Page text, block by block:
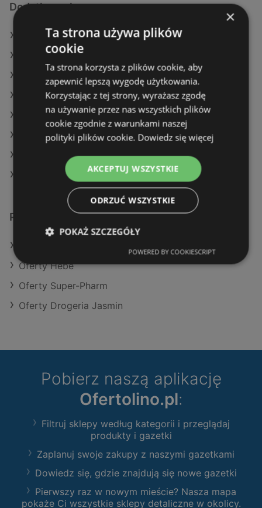
Dodatkowe łącza
Oferty Rossmann
Oferty Super-Pharm
Oferty Drogeria Jasmin
Aktualne gazetki Super-Pharm
Aktualne gazetki Natura Drogerie
Aktualne gazetki Drogeria Jasmin
Aktualne gazetki Hebe
Sklepy Rossmann w Międzyzdroje
Podobne sklepy detaliczne
Oferty Hebe
Oferty Super-Pharm
Oferty Drogeria Jasmin
Pobierz naszą aplikację
Ofertolino.pl:
Filtruj sklepy według kategorii i przeglądaj
produkty i gazetki
Zaplanuj swoje zakupy z naszymi gazetkami
Dowiedz się, gdzie znajdują się nowe gazetki
Pierwszy raz w nowym mieście? Nasza mapa
pokaże Ci wszystkie sklepy detaliczne w okolicy.
×
Ta strona używa plików
cookie
Ta strona korzysta z plików cookie, aby
zapewnić lepszą wygodę użytkowania.
Korzystając z tej strony, wyrażasz zgodę
na używanie przez nas wszystkich plików
cookie zgodnie z warunkami naszej
polityki plików cookie. Dowiedz się więcej
AKCEPTUJ WSZYSTKIE
ODRZUĆ WSZYSTKIE
POKAŻ SZCZEGÓŁY
POWERED BY COOKIESCRIPT